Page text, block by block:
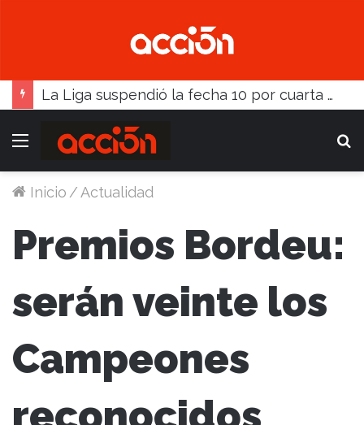
La Liga suspendió la fecha 10 por cuarta vez consecutiva, y limitó comentarios en redes
Menú
Inicio /Actualidad
Premios Bordeu:
serán veinte los
Campeones